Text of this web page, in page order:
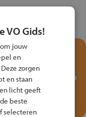
met het
Verkeersspel
fiets!
VO Gids!
jouw
en
zorgen
en staan
licht geeft
beste
selecteren